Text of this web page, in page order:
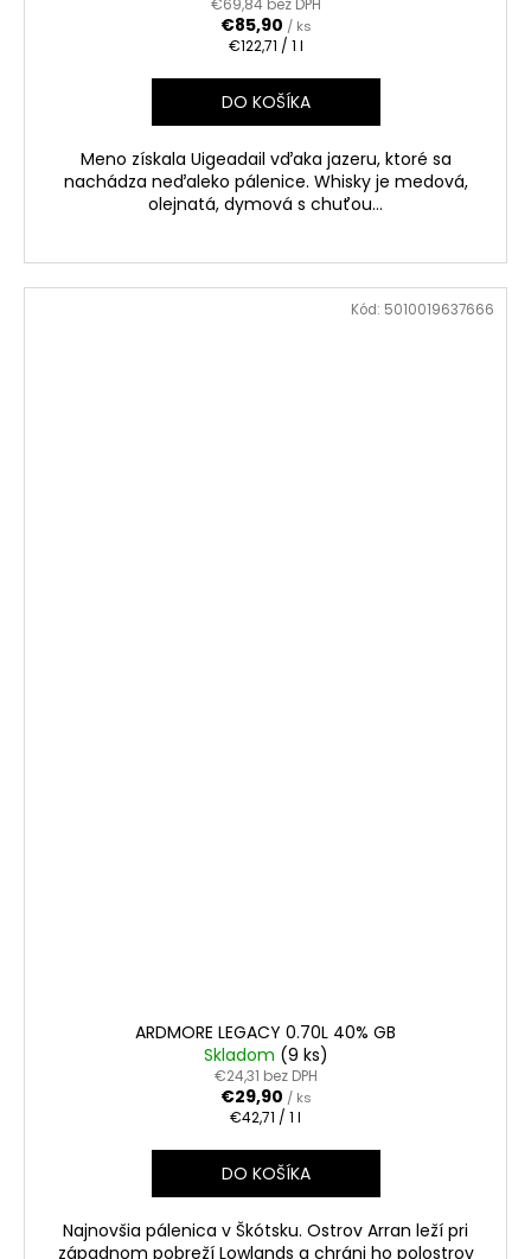
€69,84 bez DPH
€85,90 / ks
Jednotková
€122,71 / 1 l
DO KOŠÍKA
Meno získala Uigeadail vďaka jazeru, ktoré sa
nachádza neďaleko pálenice. Whisky je medová,
olejnatá, dymová s chuťou...
ARDMORE LEGACY 0.70L 40% GB
Skladom (9 ks)
€24,31 bez DPH
€29,90 / ks
Jednotková
€42,71 / 1 l
DO KOŠÍKA
Najnovšia pálenica v Škótsku. Ostrov Arran leží pri
západnom pobreží Lowlands a chráni ho polostrov
Kód: 5010019637666